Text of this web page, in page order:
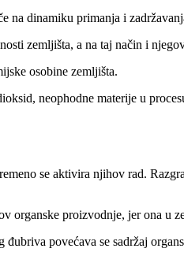
na dinamiku primanja i
zemljišta, a na taj način i
osobine zemljišta.
neophodne materije u
se aktivira njihov rad.
organske proizvodnje, jer ona
povećava se sadržaj